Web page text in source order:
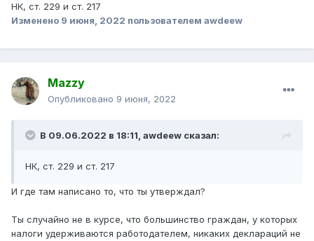
НК, ст. 229 и ст. 217
Изменено 9 июня, 2022 пользователем awdeew
Mazzy
Опубликовано 9 июня, 2022
В 09.06.2022 в 18:11, awdeew сказал:
НК, ст. 229 и ст. 217
И где там написано то, что ты утверждал?
Ты случайно не в курсе, что большинство граждан, у которых
налоги удерживаются работодателем, никаких деклараций не